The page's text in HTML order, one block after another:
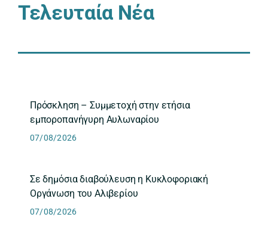
Τελευταία Νέα
Πρόσκληση – Συμμετοχή στην ετήσια
εμποροπανήγυρη Αυλωναρίου
07/08/2026
Σε δημόσια διαβούλευση η Κυκλοφοριακή
Οργάνωση του Αλιβερίου
07/08/2026